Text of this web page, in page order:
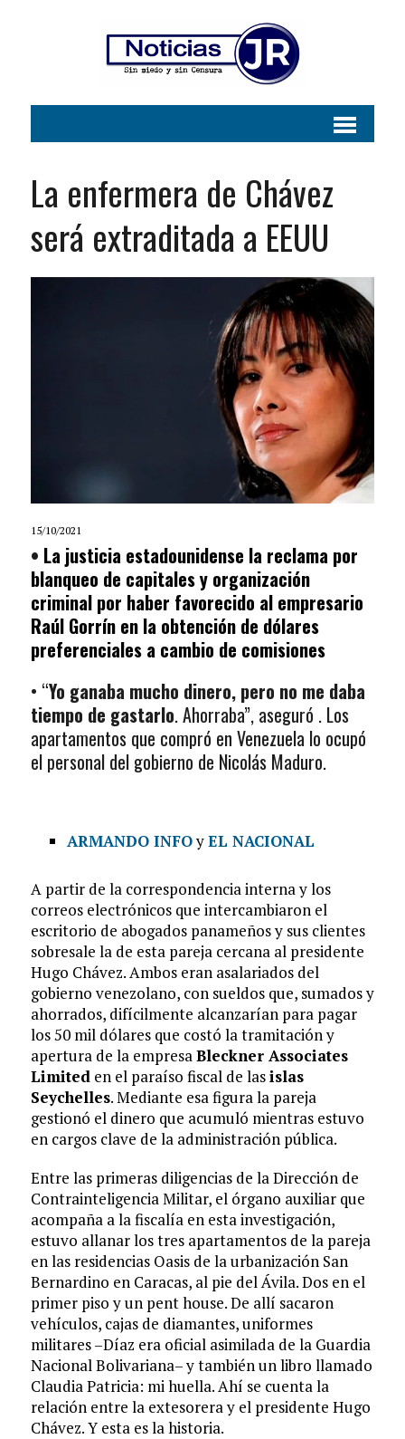
La enfermera de Chávez
será extraditada a EEUU
15/10/2021
• La justicia estadounidense la reclama por
blanqueo de capitales y organización
criminal por haber favorecido al empresario
Raúl Gorrín en la obtención de dólares
preferenciales a cambio de comisiones
• “Yo ganaba mucho dinero, pero no me daba
tiempo de gastarlo. Ahorraba”, aseguró . Los
apartamentos que compró en Venezuela lo ocupó
el personal del gobierno de Nicolás Maduro.
ARMANDO INFOyEL NACIONAL
A partir de la correspondencia interna y los
correos electrónicos que intercambiaron el
escritorio de abogados panameños y sus clientes
sobresale la de esta pareja cercana al presidente
Hugo Chávez. Ambos eran asalariados del
gobierno venezolano, con sueldos que, sumados y
ahorrados, difícilmente alcanzarían para pagar
los 50 mil dólares que costó la tramitación y
apertura de la empresaBleckner Associates
Limiteden el paraíso fiscal de lasislas
Seychelles. Mediante esa figura la pareja
gestionó el dinero que acumuló mientras estuvo
en cargos clave de la administración pública.
Entre las primeras diligencias de la Dirección de
Contrainteligencia Militar, el órgano auxiliar que
acompaña a la fiscalía en esta investigación,
estuvo allanar los tres apartamentos de la pareja
en las residencias Oasis de la urbanización San
Bernardino en Caracas, al pie del Ávila. Dos en el
primer piso y un pent house. De allí sacaron
vehículos, cajas de diamantes, uniformes
militares –Díaz era oficial asimilada de la Guardia
Nacional Bolivariana– y también un libro llamado
Claudia Patricia: mi huella. Ahí se cuenta la
relación entre la extesorera y el presidente Hugo
Chávez. Y esta es la historia.